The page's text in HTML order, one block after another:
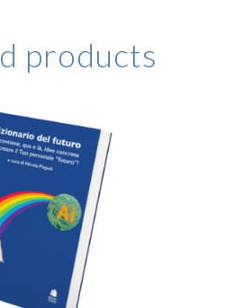
products